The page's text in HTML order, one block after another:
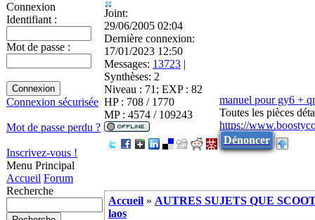
Connexion
Identifiant :
Mot de passe :
Connexion sécurisée
Mot de passe perdu ?
Inscrivez-vous !
Menu Principal
Accueil Forum
Recherche
Joint:
29/06/2005 02:04
Dernière connexion:
17/01/2023 12:50
Messages: 13723 |
Synthèses: 2
Niveau : 71; EXP : 82
HP : 708 / 1770
MP : 4574 / 109243
manuel pour gy6 +
Toutes les pièces
https://
Dénoncer
Accueil » AUTRES SUJETS QUE
laos